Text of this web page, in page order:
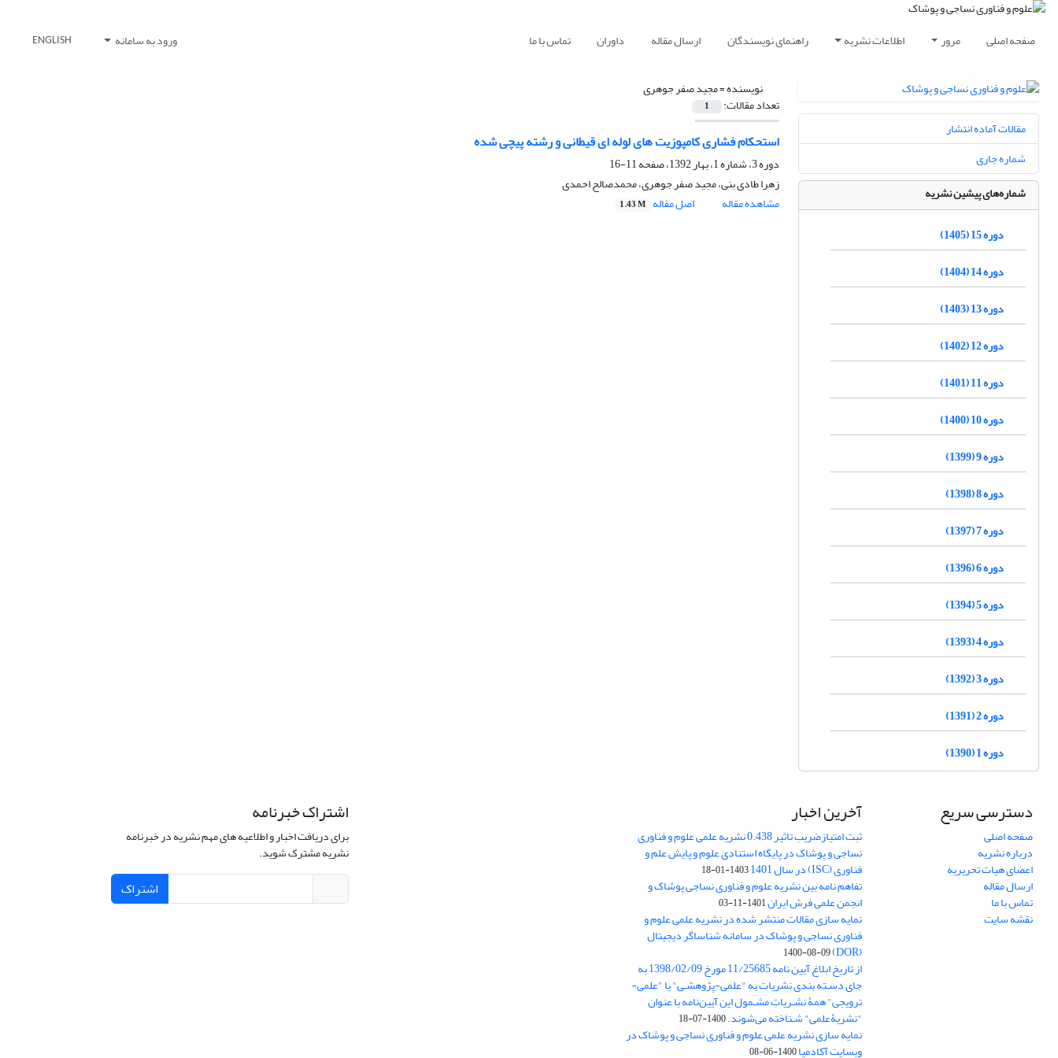
صفحه اصلی مرور اطلاعات نشریه راهنمای نویسندگان ارسال مقاله داوران تماس با ما ورود به سامانه ENGLISH
نویسنده =مجید صفر جوهری
تعداد مقالات: 1
استحکام فشاری کامپوزیت های لوله ای قیطانی و رشته پیچی شده
دوره 3، شماره 1، بهار 1392، صفحه
11-16
زهرا طادی بنی، مجید صفر جوهری، محمدصالح احمدی
مشاهده مقاله
اصل مقاله 1.43 M
مقالات آماده انتشار
شماره جاری
شماره‌های پیشین نشریه
دوره 15 (1405)
دوره 14 (1404)
دوره 13 (1403)
دوره 12 (1402)
دوره 11 (1401)
دوره 10 (1400)
دوره 9 (1399)
دوره 8 (1398)
دوره 7 (1397)
دوره 6 (1396)
دوره 5 (1394)
دوره 4 (1393)
دوره 3 (1392)
دوره 2 (1391)
دوره 1 (1390)
دسترسی سریع
صفحه اصلی
درباره نشریه
اعضای هیات تحریریه
ارسال مقاله
تماس با ما
نقشه سایت
آخرین اخبار
ثبت امتیازضریب تاثیر 0.438 نشریه علمی علوم و فناوری
نساجی و پوشاک در پایگاه استنادی علوم و پایش علم و
فناوری (ISC) در سال 1401 1403-01-18
تفاهم نامه بین نشریه علوم و فناوری نساجی پوشاک و
انجمن علمی فرش ایران1401-11-03
نمایه سازی مقالات منتشر شده در نشریه علمی علوم و
فناوری نساجی و پوشاک در سامانه شناساگر دیجیتال
(DOR)
1400-08-09
از تاریخ ابلاغ آیین نامه 11/25685 مورخ 1398/02/09 به
جای دسـته بندی نشریات به "علمی-پژوهشـی" یا "علمی-
ترویجی" همۀ نشـریاتِ مشـمول این آیین‌نامه با عنوان
"نشریۀعلمی" شـناخته می‌شوند.1400-07-18
نمایه سازی نشریه علمی علوم و فناوری نساجی و پوشاک در
وبسایت آکادمیا1400-06-08
اشتراک خبرنامه
برای دریافت اخبار و اطلاعیه های مهم نشریه در خبرنامه
نشریه مشترک شوید.
اشتراک